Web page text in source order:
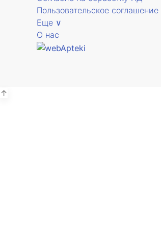
Пользовательское соглашение
Еще ∨
О нас
↑